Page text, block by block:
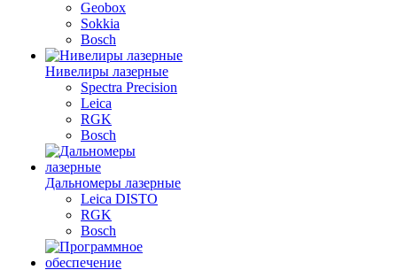
Geobox
Sokkia
Bosch
Нивелиры лазерные
Spectra Precision
Leica
RGK
Bosch
Дальномеры лазерные
Leica DISTO
RGK
Bosch